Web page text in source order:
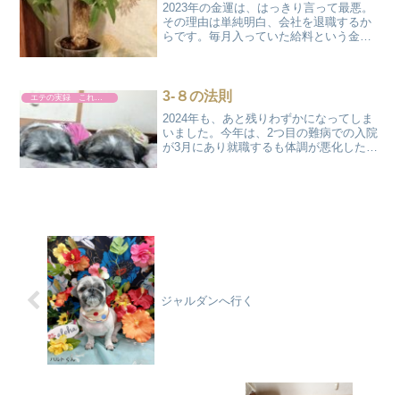
2023年の金運は、はっきり言って最悪。
その理由は単純明白、会社を退職するか
らです。毎月入っていた給料という金運
の置物なるものを置...
3-８の法則
2024年も、あと残りわずかになってしま
いました。今年は、2つ目の難病での入院
が3月にあり就職するも体調が悪化したり
ジャルダンへ行く